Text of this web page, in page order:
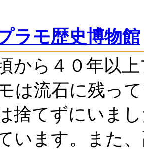
ラモ歴史博物館
から４０年以
は流石に残っ
捨てずにいま
います。また